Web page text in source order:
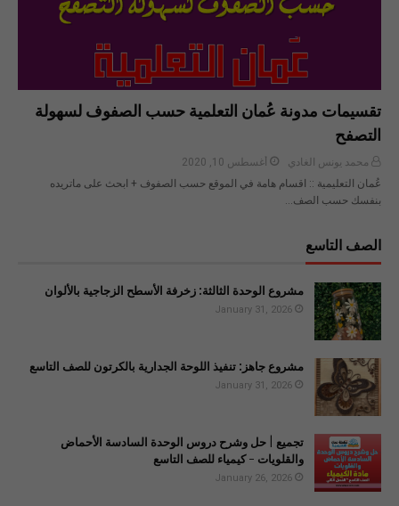
تقسيمات مدونة عُمان التعلمية حسب الصفوف لسهولة
التصفح
محمد يونس الغادي
أغسطس 10, 2020
عُمان التعليمية :: اقسام هامة في الموقع حسب الصفوف + ابحث على ماتريده
بنفسك حسب الصف…
الصف التاسع
مشروع الوحدة الثالثة: زخرفة الأسطح الزجاجية بالألوان
January 31, 2026
مشروع جاهز: تنفيذ اللوحة الجدارية بالكرتون للصف التاسع
January 31, 2026
تجميع | حل وشرح دروس الوحدة السادسة الأحماض
والقلويات - كيمياء للصف التاسع
January 26, 2026